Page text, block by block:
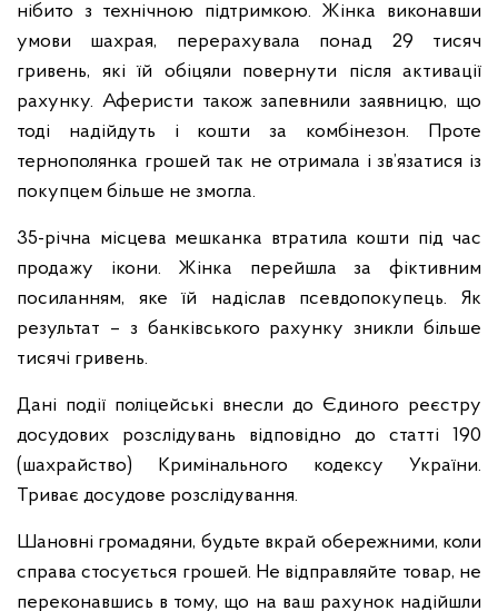
нібито з технічною підтримкою. Жінка виконавши
умови шахрая, перерахувала понад 29 тисяч
гривень, які їй обіцяли повернути після активації
рахунку. Аферисти також запевнили заявницю, що
тоді надійдуть і кошти за комбінезон. Проте
тернополянка грошей так не отримала і зв’язатися із
покупцем більше не змогла.
35-річна місцева мешканка втратила кошти під час
продажу ікони. Жінка перейшла за фіктивним
посиланням, яке їй надіслав псевдопокупець. Як
результат – з банківського рахунку зникли більше
тисячі гривень.
Дані події поліцейські внесли до Єдиного реєстру
досудових розслідувань відповідно до статті 190
(шахрайство) Кримінального кодексу України.
Триває досудове розслідування.
Шановні громадяни, будьте вкрай обережними, коли
справа стосується грошей. Не відправляйте товар, не
переконавшись в тому, що на ваш рахунок надійшли